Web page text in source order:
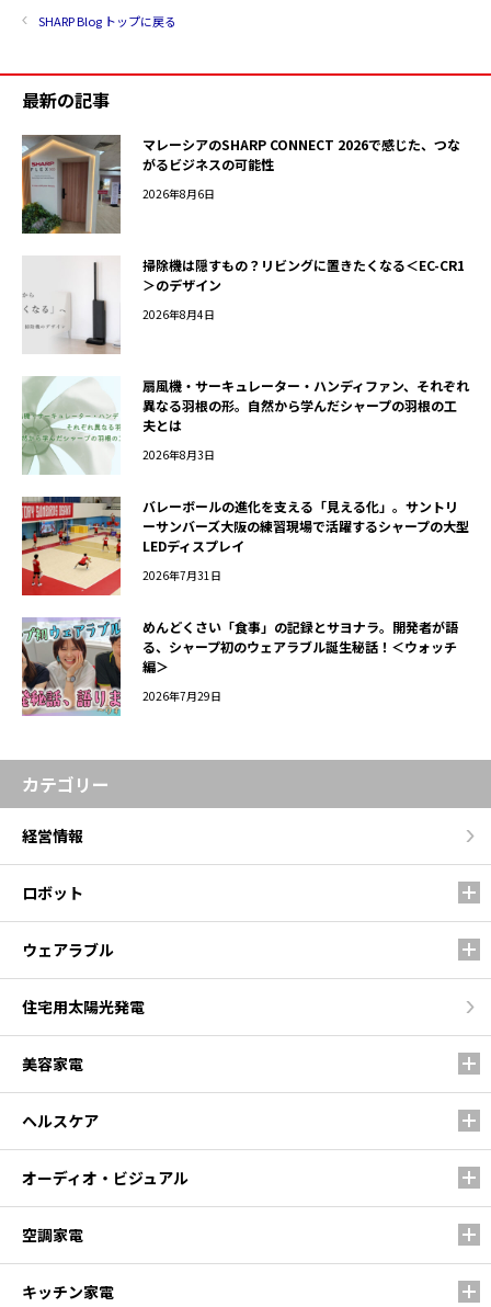
SHARP Blog トップに戻る
最新の記事
マレーシアのSHARP CONNECT 2026で感じた、つな
がるビジネスの可能性
2026年8月6日
掃除機は隠すもの？リビングに置きたくなる＜EC-CR1
＞のデザイン
2026年8月4日
扇風機・サーキュレーター・ハンディファン、それぞれ
異なる羽根の形。自然から学んだシャープの羽根の工
夫とは
2026年8月3日
バレーボールの進化を支える「見える化」。サントリ
ーサンバーズ大阪の練習現場で活躍するシャープの大型
LEDディスプレイ
2026年7月31日
めんどくさい「食事」の記録とサヨナラ。開発者が語
る、シャープ初のウェアラブル誕生秘話！＜ウォッチ
編＞
2026年7月29日
カテゴリー
経営情報
ロボット
ウェアラブル
住宅用太陽光発電
美容家電
ヘルスケア
オーディオ・ビジュアル
空調家電
キッチン家電